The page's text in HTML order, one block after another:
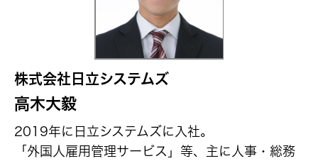
株式会社日立システムズ
高木大毅
2019年に日立システムズに入社。
「外国人雇用管理サービス」等、主に人事・総務